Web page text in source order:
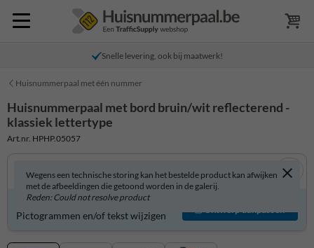
Snelle levering, ook bij maatwerk!
Huisnummerpaal met één nummer
Huisnummerpaal met bord bruin/wit reflecterend -
klassiek lettertype
Art.nr. HPHP.05057
Wegens een technische storing kan het bestelde product kan afwijken
met de afbeeldingen die getoond worden in de galerij.
Reden: Could not resolve product
Product zelf aanpassen?
Pictogrammen en/of tekst wijzigen
Ontwerp aanpassen